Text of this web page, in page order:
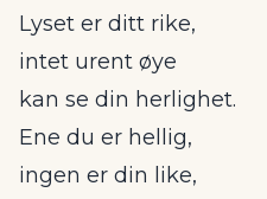
Lyset er ditt rike,
intet urent øye
kan se din herlighet.
Ene du er hellig,
ingen er din like,